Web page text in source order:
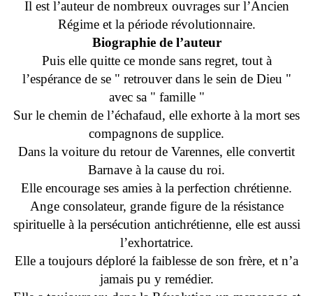
Il est l’auteur de nombreux ouvrages sur l’Ancien
Régime et la période révolutionnaire.
Biographie de l’auteur
Puis elle quitte ce monde sans regret, tout à
l’espérance de se " retrouver dans le sein de Dieu "
avec sa " famille "
Sur le chemin de l’échafaud, elle exhorte à la mort ses
compagnons de supplice.
Dans la voiture du retour de Varennes, elle convertit
Barnave à la cause du roi.
Elle encourage ses amies à la perfection chrétienne.
Ange consolateur, grande figure de la résistance
spirituelle à la persécution antichrétienne, elle est aussi
l’exhortatrice.
Elle a toujours déploré la faiblesse de son frère, et n’a
jamais pu y remédier.